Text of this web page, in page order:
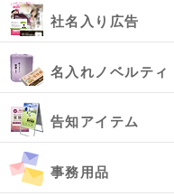
社名入り広告
名入れノベルティ
告知アイテム
事務用品